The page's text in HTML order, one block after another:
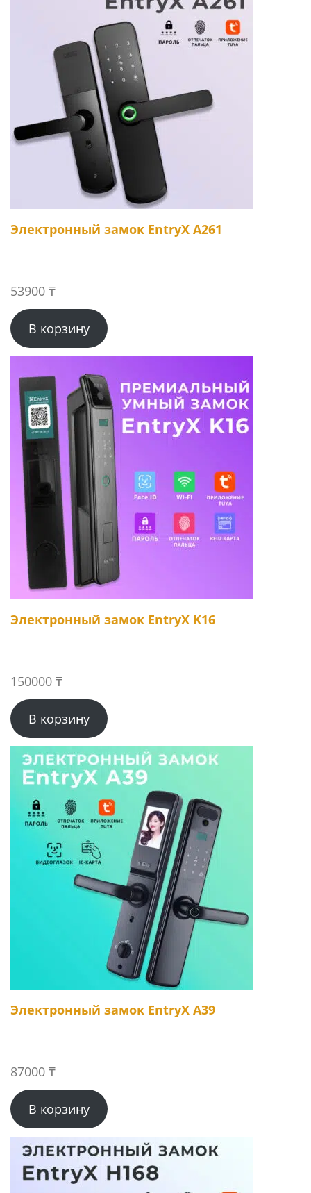
Электронный замок EntryX A261
53900 ₸
В корзину
Электронный замок EntryX K16
150000 ₸
В корзину
Электронный замок EntryX A39
87000 ₸
В корзину